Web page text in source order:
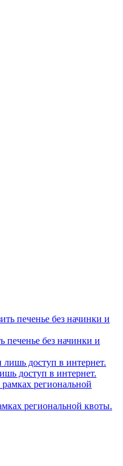
печенье без начинки и
доступ в интернет.
региональной квоты.